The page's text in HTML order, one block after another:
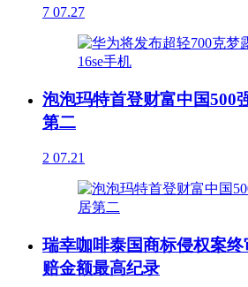
7 07.27
泡泡玛特首登财富中国500
第二
2 07.21
瑞幸咖啡泰国商标侵权案终
赔金额最高纪录